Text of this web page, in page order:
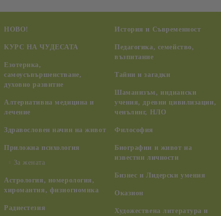
НОВО!
КУРС НА ЧУДЕСАТА
Езотерика,
самоусъвършенстване,
духовно развитие
Алтернативна медицина и
лечение
Здравословен начин на живот
Приложна психология
За жената
Астрология, номерология,
хиромантия, физиогномика
Радиестезия
История и Съвременност
Педагогика, семейство,
възпитание
Тайни и загадки
Шаманизъм, индиански
учения, древни цивилизации,
ченълинг, НЛО
Философия
Биографии и живот на
известни личности
Бизнес и Лидерски умения
Оказион
Художествена литература и